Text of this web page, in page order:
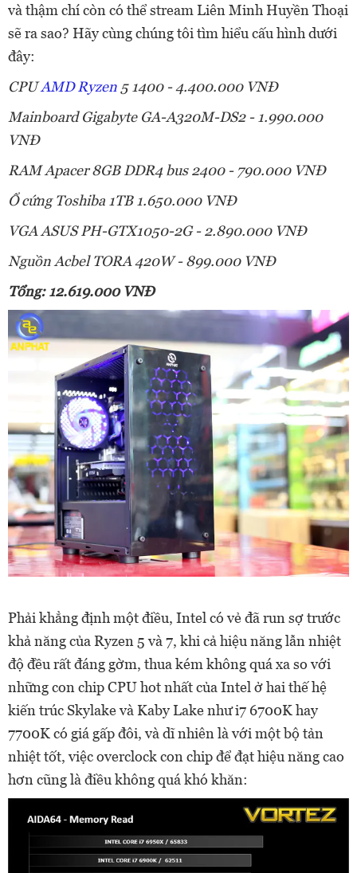
và thậm chí còn có thể stream Liên Minh Huyền Thoại
sẽ ra sao? Hãy cùng chúng tôi tìm hiểu cấu hình dưới
đây:
CPUAMD Ryzen 5 1400 - 4.400.000 VNĐ
Mainboard Gigabyte GA-A320M-DS2 - 1.990.000
VNĐ
RAM Apacer 8GB DDR4 bus 2400 - 790.000 VNĐ
Ổ cứng Toshiba 1TB 1.650.000 VNĐ
VGA ASUS PH-GTX1050-2G - 2.890.000 VNĐ
Nguồn Acbel TORA 420W - 899.000 VNĐ
Tổng: 12.619.000 VNĐ
Phải khẳng định một điều, Intel có vẻ đã run sợ trước
khả năng của Ryzen 5 và 7, khi cả hiệu năng lẫn nhiệt
độ đều rất đáng gờm, thua kém không quá xa so với
những con chip CPU hot nhất của Intel ở hai thế hệ
kiến trúc Skylake và Kaby Lake như i7 6700K hay
7700K có giá gấp đôi, và dĩ nhiên là với một bộ tản
nhiệt tốt, việc overclock con chip để đạt hiệu năng cao
hơn cũng là điều không quá khó khăn: